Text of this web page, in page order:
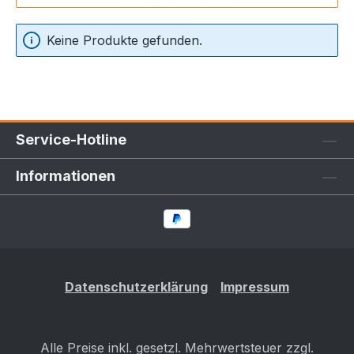
Keine Produkte gefunden.
Service-Hotline
Informationen
Datenschutzerklärung Impressum
Alle Preise inkl. gesetzl. Mehrwertsteuer zzgl.